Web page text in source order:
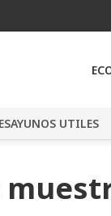
UTILES